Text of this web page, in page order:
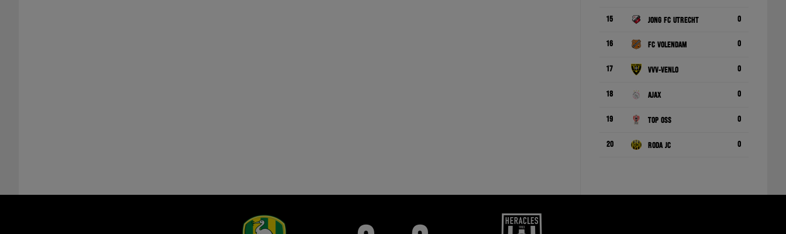
15 Jong FC Utrecht 0
16 FC Volendam 0
17 VVV-Venlo 0
18 Ajax 0
19 TOP Oss 0
20 Roda JC 0